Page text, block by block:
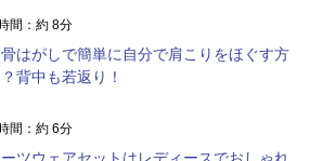
間：約 8分
はがしで簡単に自分で肩こりをほぐす方
背中も若返り！
間：約 6分